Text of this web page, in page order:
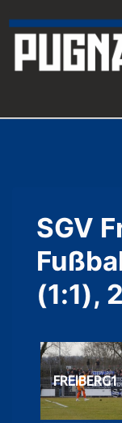
Zum
Inhalt
SGV
(1:1),